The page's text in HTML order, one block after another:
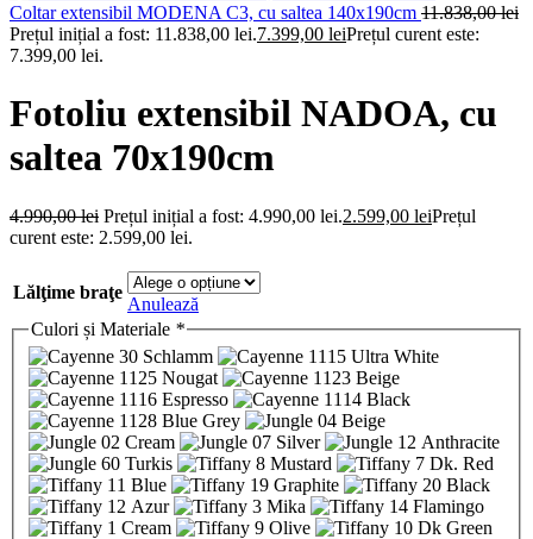
Coltar extensibil MODENA C3, cu saltea 140x190cm 11.838,00lei
Prețul inițial a fost: 11.838,00 lei.7.399,00 leiPrețul curent este:
7.399,00 lei.
Fotoliu extensibil NADOA, cu
saltea 70x190cm
4.990,00lei Prețul inițial a fost: 4.990,00 lei.2.599,00 leiPrețul
curent este: 2.599,00 lei.
Lălţime braţe
Anulează
Culori și Materiale *